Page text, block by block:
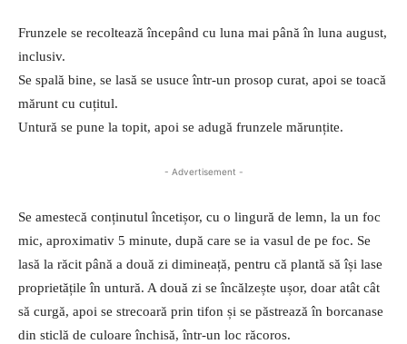
Frunzele se recoltează începând cu luna mai până în luna august,
inclusiv.
Se spală bine, se lasă se usuce într-un prosop curat, apoi se toacă
mărunt cu cuțitul.
Untură se pune la topit, apoi se adugă frunzele mărunțite.
- Advertisement -
Se amestecă conținutul încetișor, cu o lingură de lemn, la un foc
mic, aproximativ 5 minute, după care se ia vasul de pe foc. Se
lasă la răcit până a două zi dimineață, pentru că plantă să își lase
proprietățile în untură. A două zi se încălzește ușor, doar atât cât
să curgă, apoi se strecoară prin tifon și se păstrează în borcanase
din sticlă de culoare închisă, într-un loc răcoros.